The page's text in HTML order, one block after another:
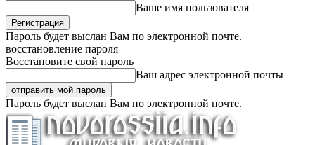
Ваше имя пользователя
Пароль будет выслан Вам по электронной почте.
восстановление пароля
Восстановите свой пароль
Ваш адрес электронной почты
Пароль будет выслан Вам по электронной почте.